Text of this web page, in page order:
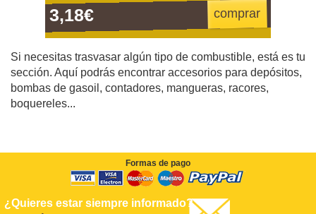
3,18€ comprar
Si necesitas trasvasar algún tipo de combustible, está es tu
sección. Aquí podrás encontrar accesorios para depósitos,
bombas de gasoil, contadores, mangueras, racores,
boquereles...
Formas de pago
¿Quieres estar siempre informado?